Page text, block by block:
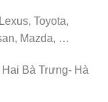
Toyota,
Mazda, …
Bà Trưng- Hà